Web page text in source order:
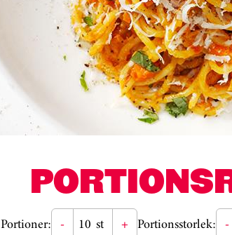
Portioner: - st + Portionsstorlek: -